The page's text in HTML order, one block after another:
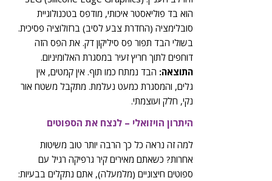
הוא בד פוליאסטר איכותי, מודפס בטכנולוגיית
סובלימציה (החדרת צבע לסיב) ברזולוציה פסיכית.
בשולי הבד תפור פס סיליקון דק. את הפס הזה
דוחפים לתוך חריץ זעיר במסגרת האלומיניום.
התוצאה: הבד נמתח כמו תוף. אין קמטים, אין
גלים, והמסגרת כמעט נעלמת. מתקבל משטח אור
נקי, חלק ועוצמתי.
היתרון הויזואלי – לנצח את הספוטים
למה זה נראה כל כך הרבה יותר טוב משיטות
אחרות? כשאתם מאירים קיר גרפיקה רגיל עם
ספוטים חיצוניים (מלמעלה), אתם נתקלים בבעיות: